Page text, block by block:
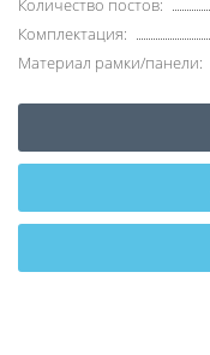
Количество постов:
Комплектация:
Материал рамки/панели: